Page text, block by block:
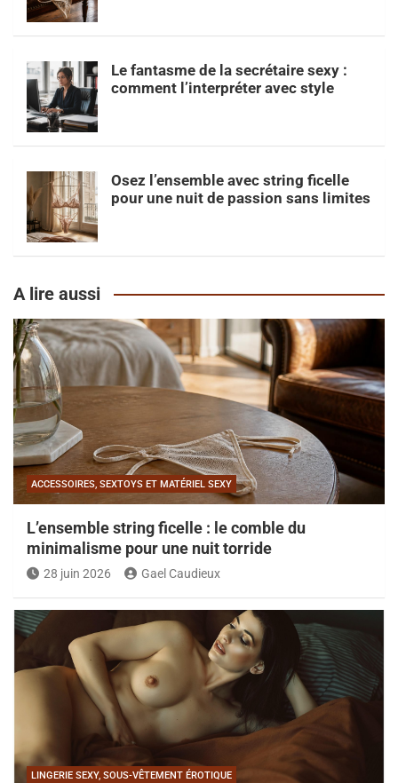
Le fantasme de la secrétaire sexy :
comment l’interpréter avec style
Osez l’ensemble avec string ficelle
pour une nuit de passion sans limites
A lire aussi
ACCESSOIRES, SEXTOYS ET MATÉRIEL SEXY
L’ensemble string ficelle : le comble du
minimalisme pour une nuit torride
28 juin 2026 Gael Caudieux
LINGERIE SEXY, SOUS-VÊTEMENT ÉROTIQUE